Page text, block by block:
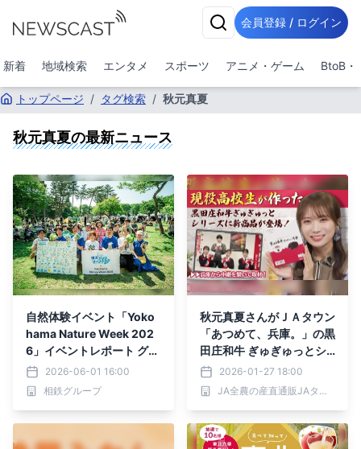
会員登録 / ログイン
新着 地域検索 エンタメ スポーツ アニメ・ゲーム BtoB・
トップページ / タグ検索 / 秋元真夏
秋元真夏の最新ニュース
自然体験イベント「Yoko
hama Nature Week 202
6」イベントレポート グリ
ーン・キャプテン秋元真夏
さんが登場！【相鉄グルー
プ】
2026-06-01 16:00
相鉄グループ
秋元真夏さんがＪＡタウン
「あつめて、兵庫。」の黒
田庄和牛 ぎゅぎゅっとシ
リーズを開発する兵庫県立
社高校に中継取材！
2026-01-27 18:00
JA全農の産直通販JAタウン